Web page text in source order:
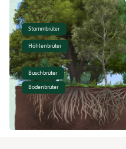
Stammbrüter
Höhlenbrüter
Buschbrüter
Bodenbrüter